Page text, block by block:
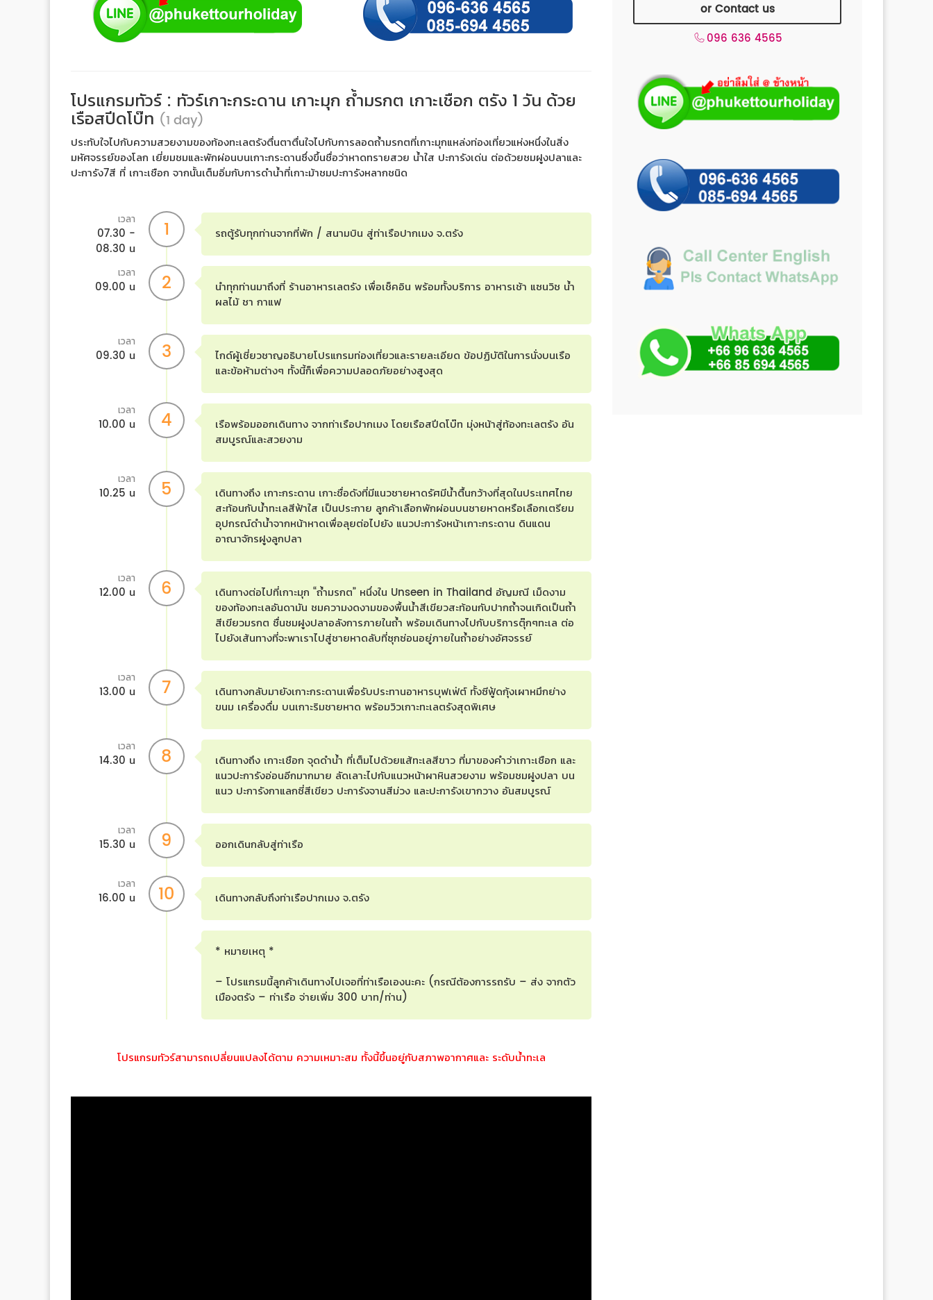
โปรแกรมทัวร์ : ทัวร์เกาะกระดาน เกาะมุก ถ้ำมรกต เกาะเชือก ตรัง 1 วัน ด้วย
เรือสปีดโบ๊ท (1 day)
ประทับใจไปกับความสวยงามของท้องทะเลตรังตื่นตาตื่นใจไปกับการลอดถ้ำมรกตที่เกาะมุกแหล่งท่องเที่ยวแห่งหนึ่งในสิ่ง
มหัศจรรย์ของโลก เยี่ยมชมและพักผ่อนบนเกาะกระดานซึ่งขึ้นชื่อว่าหาดทรายสวย น้ำใส ปะการังเด่น ต่อด้วยชมฝูงปลาและ
ปะการัง7สี ที่ เกาะเชือก จากนั้นเต็มอิ่มกับการดำน้ำที่เกาะม้าชมปะการังหลากชนิด
เวลา
07.30 -
08.30 น
1 รถตู้รับทุกท่านจากที่พัก / สนามบิน สู่ท่าเรือปากเมง จ.ตรัง
เวลา
09.00 น 2
นำทุกท่านมาถึงที่ ร้านอาหารเลตรัง เพื่อเช็คอิน พร้อมทั้งบริการ อาหารเช้า แซนวิช น้ำ
ผลไม้ ชา กาแฟ
เวลา
09.30 น 3
ไกด์ผู้เชี่ยวชาญอธิบายโปรแกรมท่องเที่ยวและรายละเอียด ข้อปฏิบัติในการนั่งบนเรือ
และข้อห้ามต่างๆ ทั้งนี้ก็เพื่อความปลอดภัยอย่างสูงสุด
เวลา
10.00 น 4
เรือพร้อมออกเดินทาง จากท่าเรือปากเมง โดยเรือสปีดโบ๊ท มุ่งหน้าสู่ท้องทะเลตรัง อัน
สมบูรณ์และสวยงาม
เวลา
10.25 น 5
เดินทางถึง เกาะกระดาน เกาะชื่อดังที่มีแนวชายหาดรัศมีน้ำตื้นกว้างที่สุดในประเทศไทย
สะท้อนกับน้ำทะเลสีฟ้าใส เป็นประกาย ลูกค้าเลือกพักผ่อนบนชายหาดหรือเลือกเตรียม
อุปกรณ์ดำน้ำจากหน้าหาดเพื่อลุยต่อไปยัง แนวปะการังหน้าเกาะกระดาน ดินแดน
อาณาจักรฝูงลูกปลา
เวลา
12.00 น 6
เดินทางต่อไปที่เกาะมุก “ถ้ำมรกต” หนึ่งใน Unseen in Thailand อัญมณี เม็ดงาม
ของท้องทะเลอันดามัน ชมความงดงามของพื้นน้ำสีเขียวสะท้อนกับปากถ้ำจนเกิดเป็นถ้ำ
สีเขียวมรกต ชื่นชมฝูงปลาอลังการภายในถ้ำ พร้อมเดินทางไปกับบริการตุ๊กๆทะเล ต่อ
ไปยังเส้นทางที่จะพาเราไปสู่ชายหาดลับที่ซุกซ่อนอยู่ภายในถ้ำอย่างอัศจรรย์
เวลา
13.00 น 7
เดินทางกลับมายังเกาะกระดานเพื่อรับประทานอาหารบุฟเฟ่ต์ ทั้งซีฟู้ดกุ้งเผาหมึกย่าง
ขนม เครื่องดื่ม บนเกาะริมชายหาด พร้อมวิวเกาะทะเลตรังสุดพิเศษ
เวลา
14.30 น 8
เดินทางถึง เกาะเชือก จุดดำน้ำ ที่เต็มไปด้วยแส้ทะเลสีขาว ที่มาของคำว่าเกาะเชือก และ
แนวปะการังอ่อนอีกมากมาย ลัดเลาะไปกับแนวหน้าผาหินสวยงาม พร้อมชมฝูงปลา บน
แนว ปะการังกาแลกซี่สีเขียว ปะการังจานสีม่วง และปะการังเขากวาง อันสมบูรณ์
เวลา
15.30 น 9 ออกเดินกลับสู่ท่าเรือ
เวลา
16.00 น 10 เดินทางกลับถึงท่าเรือปากเมง จ.ตรัง
* หมายเหตุ *
– โปรแกรมนี้ลูกค้าเดินทางไปเจอที่ท่าเรือเองนะคะ (กรณีต้องการรถรับ – ส่ง จากตัว
เมืองตรัง – ท่าเรือ จ่ายเพิ่ม 300 บาท/ท่าน)
โปรแกรมทัวร์สามารถเปลี่ยนแปลงได้ตาม ความเหมาะสม ทั้งนี้ขึ้นอยู่กับสภาพอากาศและ ระดับน้ำทะเล
or Contact us
096 636 4565